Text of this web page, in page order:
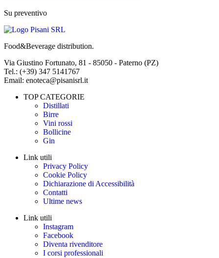
Su preventivo
Food&Beverage distribution.
Via Giustino Fortunato, 81 - 85050 - Paterno (PZ)
Tel.: (+39) 347 5141767
Email: enoteca@pisanisrl.it
TOP CATEGORIE
Distillati
Birre
Vini rossi
Bollicine
Gin
Link utili
Privacy Policy
Cookie Policy
Dichiarazione di Accessibilità
Contatti
Ultime news
Link utili
Instagram
Facebook
Diventa rivenditore
I corsi professionali